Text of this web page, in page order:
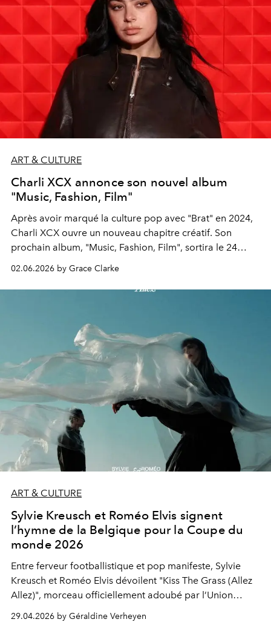
ART & CULTURE
Charli XCX annonce son nouvel album
"Music, Fashion, Film"
Après avoir marqué la culture pop avec "Brat" en 2024,
Charli XCX ouvre un nouveau chapitre créatif. Son
prochain album, "Music, Fashion, Film", sortira le 24
02.06.2026 by Grace Clarke
ART & CULTURE
Sylvie Kreusch et Roméo Elvis signent
l’hymne de la Belgique pour la Coupe du
monde 2026
Entre ferveur footballistique et pop manifeste, Sylvie
Kreusch et Roméo Elvis dévoilent "Kiss The Grass (Allez
Allez)", morceau officiellement adoubé par l’Union
29.04.2026 by Géraldine Verheyen